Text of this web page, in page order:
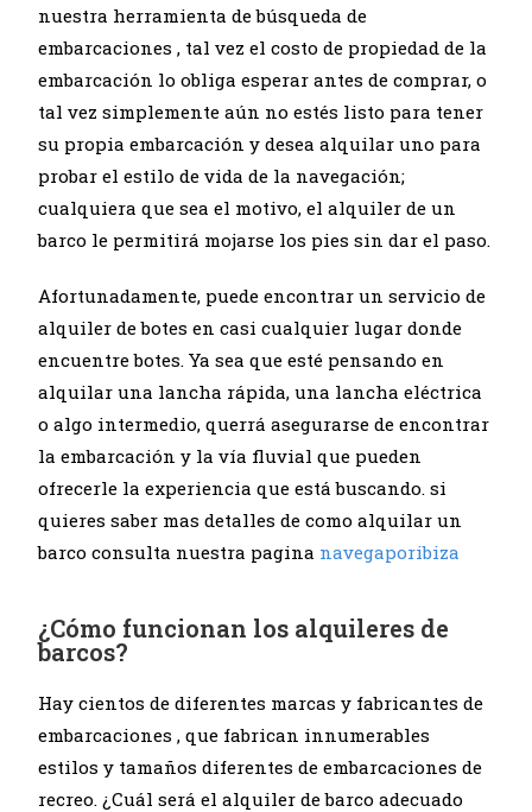
nuestra herramienta de búsqueda de
embarcaciones , tal vez el costo de propiedad de la
embarcación lo obliga esperar antes de comprar, o
tal vez simplemente aún no estés listo para tener
su propia embarcación y desea alquilar uno para
probar el estilo de vida de la navegación;
cualquiera que sea el motivo, el alquiler de un
barco le permitirá mojarse los pies sin dar el paso.
Afortunadamente, puede encontrar un servicio de
alquiler de botes en casi cualquier lugar donde
encuentre botes. Ya sea que esté pensando en
alquilar una lancha rápida, una lancha eléctrica
o algo intermedio, querrá asegurarse de encontrar
la embarcación y la vía fluvial que pueden
ofrecerle la experiencia que está buscando. si
quieres saber mas detalles de como alquilar un
barco consulta nuestra pagina navegaporibiza
¿Cómo funcionan los alquileres de
barcos?
Hay cientos de diferentes marcas y fabricantes de
embarcaciones , que fabrican innumerables
estilos y tamaños diferentes de embarcaciones de
recreo. ¿Cuál será el alquiler de barco adecuado